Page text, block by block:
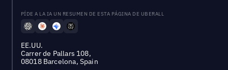
PÍDE A LA IA UN RESUMEN DE ESTA PÁGINA DE UBERALL
EE.UU.
Carrer de Pallars 108,
08018 Barcelona, Spain